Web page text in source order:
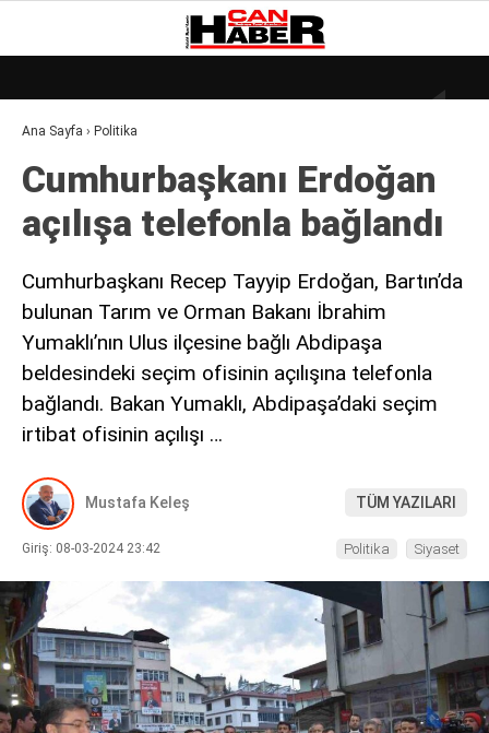
WhatsApp İhbar Hattı
30°
GALERİ
DÜNYA
EKONOMI
KÜLÜR – SANAT
MAGAZIN
SAĞLIK
POLITIKA
ASAYIŞ
DIĞER
Ana Sayfa › Politika
Cumhurbaşkanı Erdoğan
açılışa telefonla bağlandı
Cumhurbaşkanı Recep Tayyip Erdoğan, Bartın’da
bulunan Tarım ve Orman Bakanı İbrahim
Yumaklı’nın Ulus ilçesine bağlı Abdipaşa
beldesindeki seçim ofisinin açılışına telefonla
bağlandı. Bakan Yumaklı, Abdipaşa’daki seçim
irtibat ofisinin açılışı …
Mustafa Keleş TÜM YAZILARI
Giriş: 08-03-2024 23:42 Politika Siyaset